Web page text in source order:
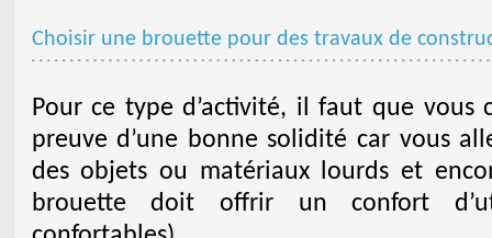
Choisir une brouette pour des travaux de
Pour ce type d’activité, il faut que vous
preuve d’une bonne solidité car vous
des objets ou matériaux lourds et
brouette doit offrir un confort